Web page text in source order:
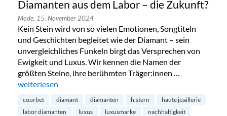
Diamanten aus dem Labor – die Zukunft?
Mode, 15. November 2024
Kein Stein wird von so vielen Emotionen, Songtiteln
und Geschichten begleitet wie der Diamant – sein
unvergleichliches Funkeln birgt das Versprechen von
Ewigkeit und Luxus. Wir kennen die Namen der
größten Steine, ihre berühmten Träger:innen …
„Diamanten aus dem Labor – die Zukunft?“
weiterlesen
courbet diamant diamanten h.stern
haute joaillerie
labor diamanten
luxus luxusmarke
nachhaltigkeit